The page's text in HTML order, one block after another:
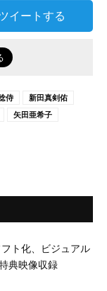
イートする
侍
新田真剣佑
矢田亜希子
フト化、ビジュアル
典映像収録